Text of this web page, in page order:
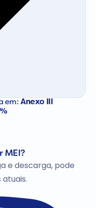
em:Anexo III
MEI?
e descarga, pode